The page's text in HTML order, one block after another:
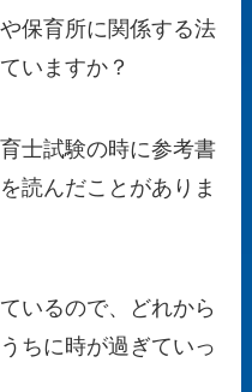
保育所に関係する法
いますか？
士試験の時に参考書
読んだことがありま
いるので、どれから
ちに時が過ぎていっ